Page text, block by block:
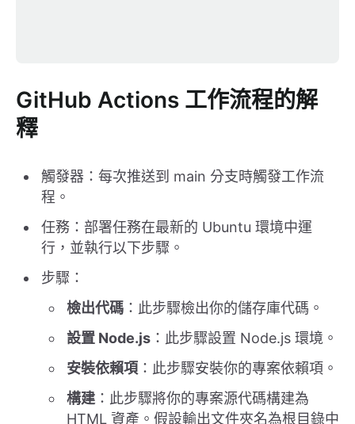
GitHub Actions 工作流程的解
釋
觸發器：每次推送到 main 分支時觸發工作流
程。
任務：部署任務在最新的 Ubuntu 環境中運
行，並執行以下步驟。
步驟：
檢出代碼 ：此步驟檢出你的儲存庫代碼。
設置 Node.js ：此步驟設置 Node.js 環境。
安裝依賴項 ：此步驟安裝你的專案依賴項。
構建 ：此步驟將你的專案源代碼構建為
HTML 資產。假設輸出文件夾名為根目錄中